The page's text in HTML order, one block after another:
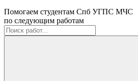
Помогаем студентам Спб УГПС МЧС
по следующим работам